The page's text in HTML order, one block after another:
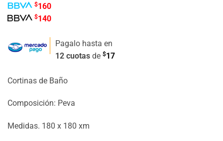
$160
$140
Pagalo hasta en
12 cuotas de $17
Cortinas de Baño
Composición: Peva
Medidas. 180 x 180 xm